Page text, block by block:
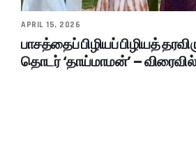
APRIL 15, 2026
பாசத்தைப் பிழியப் பிழியத்
தொடர் ‘தாய்மாமன்’ – விரைவில்